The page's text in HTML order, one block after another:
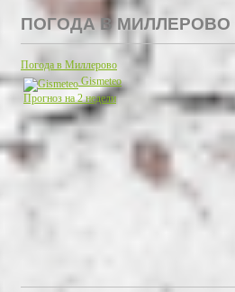
ПОГОДА В МИЛЛЕРОВО
Погода в Миллерово
Gismeteo
Прогноз на 2 недели